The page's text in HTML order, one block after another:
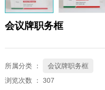
会议牌职务框
所属分类 ：
会议牌职务框
浏览次数 ： 307